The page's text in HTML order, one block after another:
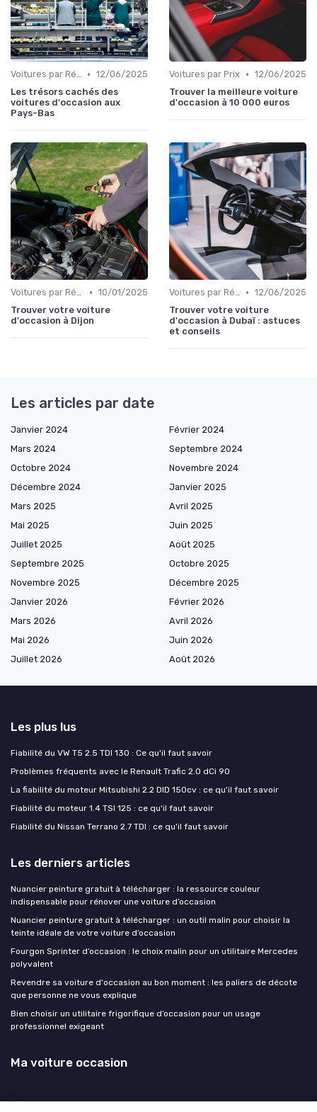
Voitures par Région • 12/06/2025
Les trésors cachés des
voitures d'occasion aux
Pays-Bas
Voitures par Prix • 12/06/2025
Trouver la meilleure voiture
d'occasion à 10 000 euros
Voitures par Région • 10/01/2025
Trouver votre voiture
d'occasion à Dijon
Voitures par Région • 12/06/2025
Trouver votre voiture
d'occasion à Dubaï : astuces
et conseils
Les articles par date
Janvier 2024
Février 2024
Mars 2024
Septembre 2024
Octobre 2024
Novembre 2024
Décembre 2024
Janvier 2025
Mars 2025
Avril 2025
Mai 2025
Juin 2025
Juillet 2025
Août 2025
Septembre 2025
Octobre 2025
Novembre 2025
Décembre 2025
Janvier 2026
Février 2026
Mars 2026
Avril 2026
Mai 2026
Juin 2026
Juillet 2026
Août 2026
Les plus lus
Fiabilité du VW T5 2.5 TDI 130 : Ce qu'il faut savoir
Problèmes fréquents avec le Renault Trafic 2.0 dCi 90
La fiabilité du moteur Mitsubishi 2.2 DID 150cv : ce qu'il faut savoir
Fiabilité du moteur 1.4 TSI 125 : ce qu'il faut savoir
Fiabilité du Nissan Terrano 2.7 TDI : ce qu'il faut savoir
Les derniers articles
Nuancier peinture gratuit à télécharger : la ressource couleur
indispensable pour rénover une voiture d’occasion
Nuancier peinture gratuit à télécharger : un outil malin pour choisir la
teinte idéale de votre voiture d’occasion
Fourgon Sprinter d’occasion : le choix malin pour un utilitaire Mercedes
polyvalent
Revendre sa voiture d'occasion au bon moment : les paliers de décote
que personne ne vous explique
Bien choisir un utilitaire frigorifique d’occasion pour un usage
professionnel exigeant
Ma voiture occasion